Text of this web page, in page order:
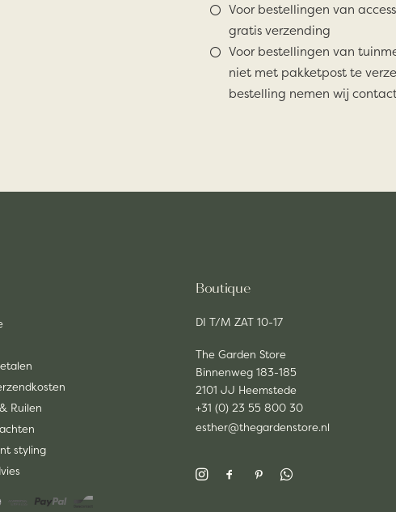
Voor bestellingen van
gratis verzending
Voor bestellingen van
niet met pakketpost te
bestelling nemen wij
Ruilen
styling
Boutique
DI T/M ZAT 10-17
The Garden Store
Binnenweg 183-185
2101 JJ Heemstede
+31 (0) 23 55 800 30
esther@thegardenstore.nl